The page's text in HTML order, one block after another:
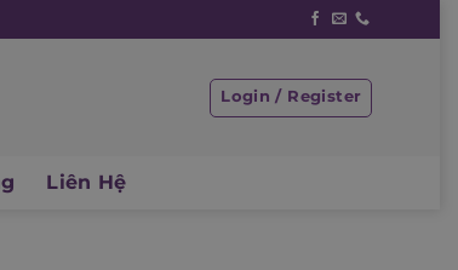
Login / Register
Liên Hệ